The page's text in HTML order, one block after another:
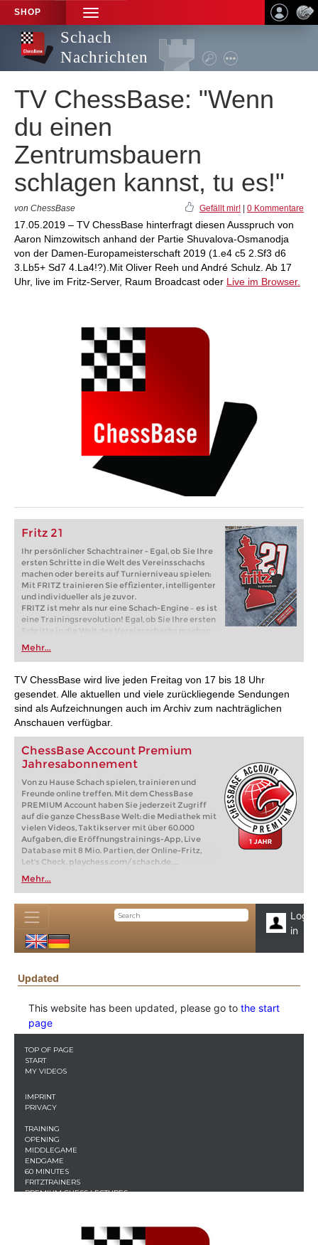
SHOP
TOGGLE
NAVIGATION
Schach
Nachrichten
TV ChessBase: "Wenn
du einen
Zentrumsbauern
schlagen kannst, tu es!"
von ChessBase Gefällt mir! 0 Kommentare
17.05.2019 – TV ChessBase hinterfragt diesen Ausspruch von
Aaron Nimzowitsch anhand der Partie Shuvalova-Osmanodja
von der Damen-Europameisterschaft 2019 (1.e4 c5 2.Sf3 d6
3.Lb5+ Sd7 4.La4!?).Mit Oliver Reeh und André Schulz. Ab 17
Uhr, live im Fritz-Server, Raum Broadcast oder Live im Browser.
Fritz 21
Ihr persönlicher Schachtrainer - Egal, ob Sie Ihre
ersten Schritte in die Welt des Vereinsschachs
machen oder bereits auf Turnierniveau spielen:
Mit FRITZ trainieren Sie effizienter, intelligenter
und individueller als je zuvor.
FRITZ ist mehr als nur eine Schach-Engine – es ist
eine Trainingsrevolution! Egal, ob Sie Ihre ersten
Schritte in die Welt des Vereinsschachs machen
oder bereits auf Turnierniveau spielen: Mit
FRITZ trainieren Sie effizienter, intelligenter und
individueller als je zuvor.
Mehr...
TV ChessBase wird live jeden Freitag von 17 bis 18 Uhr
gesendet. Alle aktuellen und viele zurückliegende Sendungen
sind als Aufzeichnungen auch im Archiv zum nachträglichen
Anschauen verfügbar.
ChessBase Account Premium
Jahresabonnement
Von zu Hause Schach spielen, trainieren und
Freunde online treffen. Mit dem ChessBase
PREMIUM Account haben Sie jederzeit Zugriff
auf die ganze ChessBase Welt: die Mediathek mit
vielen Videos, Taktikserver mit über 60.000
Aufgaben, die Eröffnungstrainings-App, Live
Database mit 8 Mio. Partien, der Online-Fritz,
Let's Check, playchess.com/schach.de, ...
Mehr...